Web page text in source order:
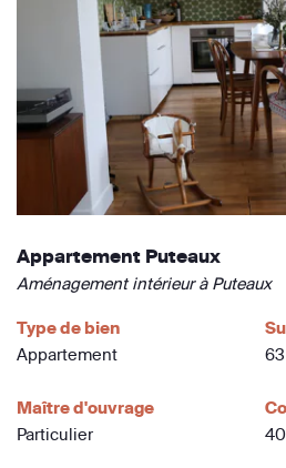
Appartement Puteaux
Aménagement intérieur à Puteaux
Type de bien
Appartement
Maître d'ouvrage
Particulier